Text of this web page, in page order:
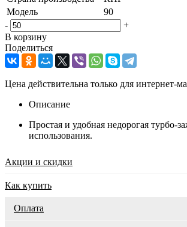
Модель
90
-
+
В корзину
Поделиться
Цена действительна только для интернет-
Описание
Простая и удобная недорогая турбо-
использования.
Акции и скидки
Как купить
Оплата